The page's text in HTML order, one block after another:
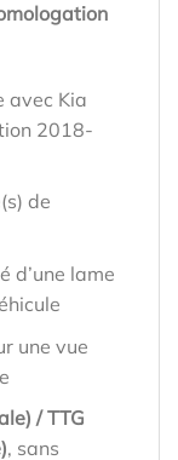
avec Kia
2018-
de
d’une lame
une vue
/ TTG
, sans